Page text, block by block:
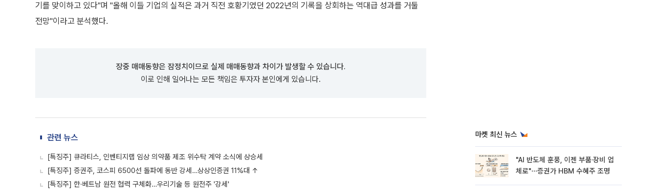
기를 맞이하고 있다"며 "올해 이들 기업의 실적은 과거 직전 호황기였던 2022년의 기록을 상회하는 역대급 성과를 거둘
전망"이라고 분석했다.
장중 매매동향은 잠정치이므로 실제 매매동향과 차이가 발생할 수 있습니다.
이로 인해 일어나는 모든 책임은 투자자 본인에게 있습니다.
관련 뉴스
[특징주] 큐라티스, 인벤티지랩 임상 의약품 제조 위수탁 계약 소식에 상승세
[특징주] 증권주, 코스피 6500선 돌파에 동반 강세…상상인증권 11%대 ↑
[특징주] 한·베트남 원전 협력 구체화…우리기술 등 원전주 '강세'
마켓 최신 뉴스
"AI 반도체 훈풍, 이젠 부품·장비 업
체로"⋯증권가 HBM 수혜주 조명